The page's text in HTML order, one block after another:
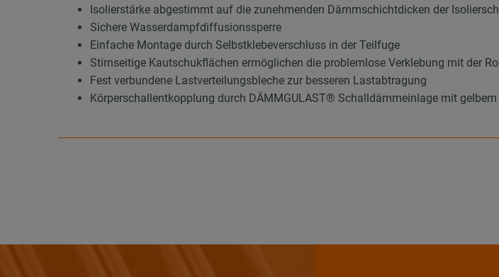
Isolierstärke abgestimmt auf die zunehmenden Dämmschichtdicken der
Sichere Wasserdampfdiffusionssperre
Einfache Montage durch Selbstklebeverschluss in der Teilfuge
Stirnseitige Kautschukflächen ermöglichen die problemlose Verklebung mit der
Fest verbundene Lastverteilungsbleche zur besseren Lastabtragung
Körperschallentkopplung durch DÄMMGULAST® Schalldämmeinlage mit